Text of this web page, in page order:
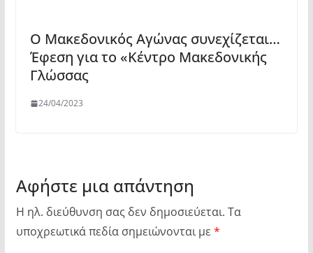
Ο Μακεδονικός Αγώνας συνεχίζεται…
Έφεση για το «Κέντρο Μακεδονικής
Γλώσσας
24/04/2023
Αφήστε μια απάντηση
Η ηλ. διεύθυνση σας δεν δημοσιεύεται. Τα
υποχρεωτικά πεδία σημειώνονται με *